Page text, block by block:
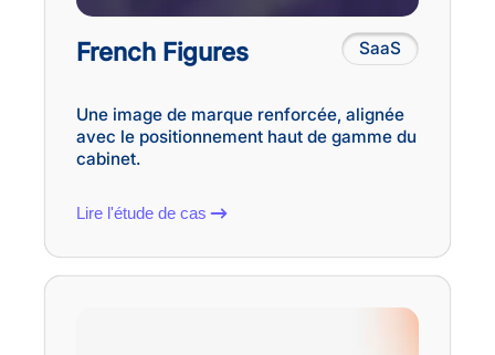
French Figures SaaS
Une image de marque renforcée, alignée
avec le positionnement haut de gamme du
cabinet.
Lire l'étude de cas